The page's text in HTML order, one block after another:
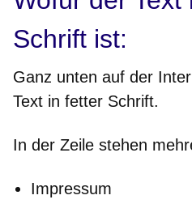
Schrift ist:
Ganz unten auf der
Text in fetter Schrift.
In der Zeile stehen
Impressum